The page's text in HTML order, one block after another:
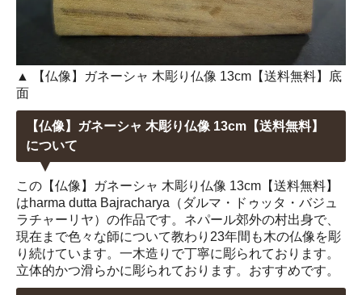
▲ 【仏像】ガネーシャ 木彫り仏像 13cm【送料無料】底
面
【仏像】ガネーシャ 木彫り仏像 13cm【送料無料】
について
この【仏像】ガネーシャ 木彫り仏像 13cm【送料無料】
はharma dutta Bajracharya（ダルマ・ドゥッタ・バジュ
ラチャーリヤ）の作品です。ネパール郊外の村出身で、
現在まで色々な師について教わり23年間も木の仏像を彫
り続けています。一木造りで丁寧に彫られております。
立体的かつ滑らかに彫られております。おすすめです。